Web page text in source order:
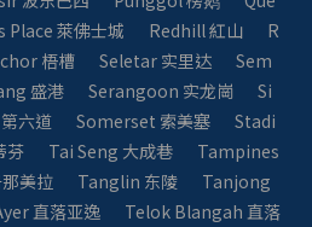
Place 萊佛士城 Redhill 紅山
R
梧槽 Seletar 实里达
Sem
盛港 Serangoon 实龙崗
Si
六道 Somerset 索美塞
Stadi
芬 Tai Seng 大成巷
Tampines
美拉 Tanglin 东陵
Tanjong
直落亚逸
Telok Blangah 直落